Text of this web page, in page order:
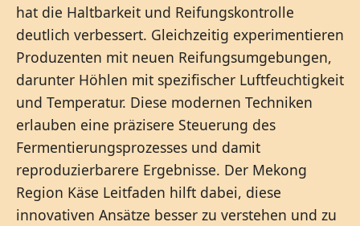
hat die Haltbarkeit und Reifungskontrolle
deutlich verbessert. Gleichzeitig experimentieren
Produzenten mit neuen Reifungsumgebungen,
darunter Höhlen mit spezifischer Luftfeuchtigkeit
und Temperatur. Diese modernen Techniken
erlauben eine präzisere Steuerung des
Fermentierungsprozesses und damit
reproduzierbarere Ergebnisse. Der Mekong
Region Käse Leitfaden hilft dabei, diese
innovativen Ansätze besser zu verstehen und zu